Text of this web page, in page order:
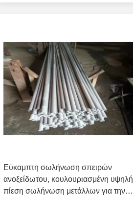
Εύκαμπτη σωλήνωση σπειρών
ανοξείδωτου, κουλουριασμένη υψηλή
πίεση σωλήνωση μετάλλων για την